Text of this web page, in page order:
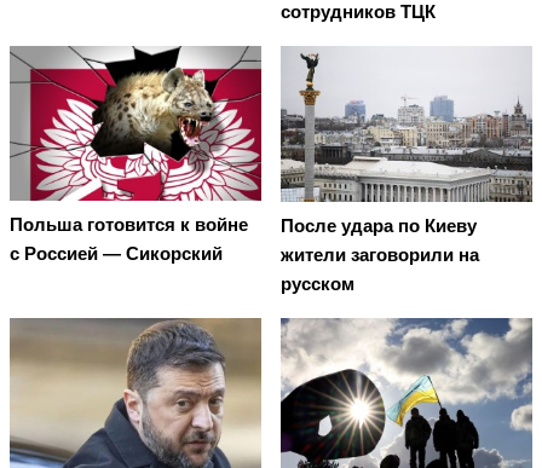
сотрудников ТЦК
Польша готовится к войне
с Россией — Сикорский
После удара по Киеву
жители заговорили на
русском